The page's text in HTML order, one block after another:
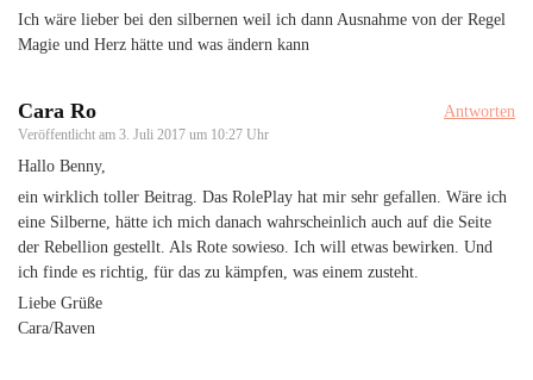
Ich wäre lieber bei den silbernen weil ich dann Ausnahme von der Regel
Magie und Herz hätte und was ändern kann
Cara Ro
Veröffentlicht am 3. Juli 2017 um 10:27 Uhr
Antworten
Hallo Benny,
ein wirklich toller Beitrag. Das RolePlay hat mir sehr gefallen. Wäre ich
eine Silberne, hätte ich mich danach wahrscheinlich auch auf die Seite
der Rebellion gestellt. Als Rote sowieso. Ich will etwas bewirken. Und
ich finde es richtig, für das zu kämpfen, was einem zusteht.
Liebe Grüße
Cara/Raven